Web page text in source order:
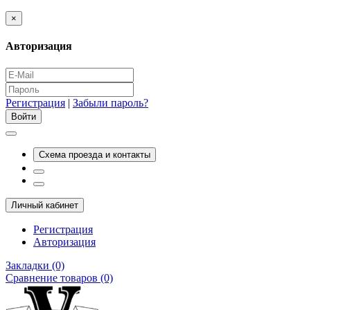
×
Авторизация
Регистрация | Забыли пароль?
Схема проезда и контакты
Личный кабинет
Регистрация
Авторизация
Закладки (0)
Сравнение товаров (0)